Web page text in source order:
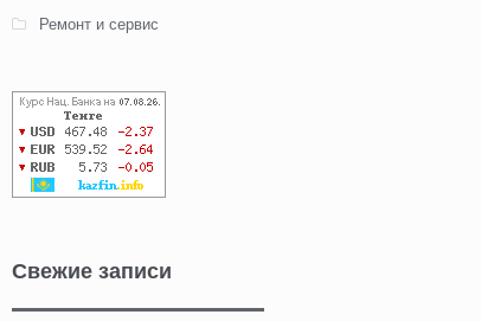
Ремонт и сервис
Свежие записи